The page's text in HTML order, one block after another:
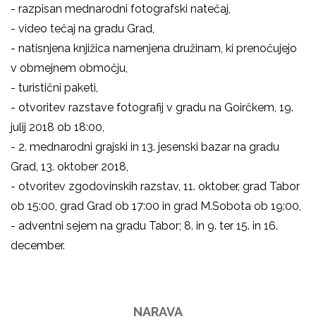
- razpisan mednarodni fotografski natečaj,
- video tečaj na gradu Grad,
- natisnjena knjižica namenjena družinam, ki prenočujejo
v obmejnem območju,
- turistični paketi,
- otvoritev razstave fotografij v gradu na Goirčkem, 19.
julij 2018 ob 18:00,
- 2. mednarodni grajski in 13. jesenski bazar na gradu
Grad, 13. oktober 2018,
- otvoritev zgodovinskih razstav, 11. oktober, grad Tabor
ob 15:00, grad Grad ob 17:00 in grad M.Sobota ob 19:00,
- adventni sejem na gradu Tabor; 8. in 9. ter 15. in 16.
december.
NARAVA